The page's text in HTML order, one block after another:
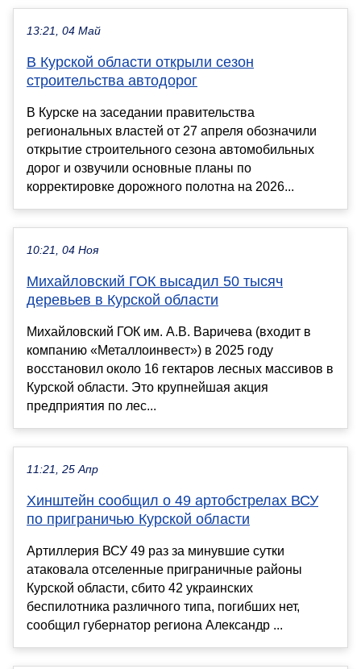
13:21, 04 Май
В Курской области открыли сезон
строительства автодорог
В Курске на заседании правительства
региональных властей от 27 апреля обозначили
открытие строительного сезона автомобильных
дорог и озвучили основные планы по
корректировке дорожного полотна на 2026...
10:21, 04 Ноя
Михайловский ГОК высадил 50 тысяч
деревьев в Курской области
Михайловский ГОК им. А.В. Варичева (входит в
компанию «Металлоинвест») в 2025 году
восстановил около 16 гектаров лесных массивов в
Курской области. Это крупнейшая акция
предприятия по лес...
11:21, 25 Апр
Хинштейн сообщил о 49 артобстрелах ВСУ
по приграничью Курской области
Артиллерия ВСУ 49 раз за минувшие сутки
атаковала отселенные приграничные районы
Курской области, сбито 42 украинских
беспилотника различного типа, погибших нет,
сообщил губернатор региона Александр ...